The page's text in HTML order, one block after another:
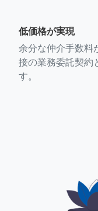
低価格が実現
余分な仲介手数料
接の業務委託契約
す。